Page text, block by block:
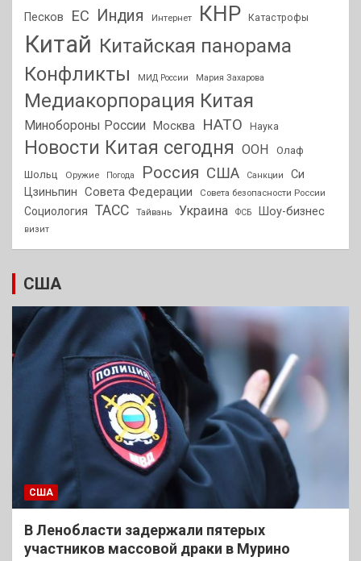
Песков
ЕС Индия Интернет КНР Катастрофы
Китай Китайская панорама
Конфликты
МИД России Мария Захарова
Медиакорпорация Китая
Минобороны России Москва НАТО Наука
Новости Китая сегодня ООН
Олаф
Шольц
Оружие Погода Россия США Санкции
Си
Цзиньпин Совета Федерации Совета безопасности России
Социология ТАСС Тайвань Украина ФСБ Шоу-бизнес
визит
США
США
В Ленобласти задержали пятерых
участников массовой драки в Мурино